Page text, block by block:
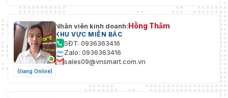
(Đang Online)
Nhân viên kinh doanh:Hồng Thắm
KHU VỰC MIỀN BẮC
SĐT: 0936363416
Zalo: 0936363416
sales09@vnsmart.com.vn